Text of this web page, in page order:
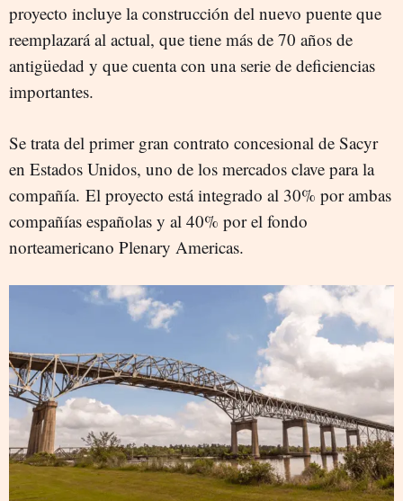
proyecto incluye la construcción del nuevo puente que
reemplazará al actual, que tiene más de 70 años de
antigüedad y que cuenta con una serie de deficiencias
importantes.
Se trata del primer gran contrato concesional de Sacyr
en Estados Unidos, uno de los mercados clave para la
compañía. El proyecto está integrado al 30% por ambas
compañías españolas y al 40% por el fondo
norteamericano Plenary Americas.